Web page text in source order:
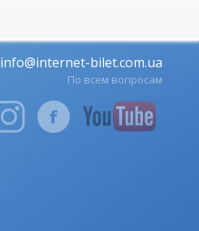
info@internet-bilet.com.ua
По всем вопросам